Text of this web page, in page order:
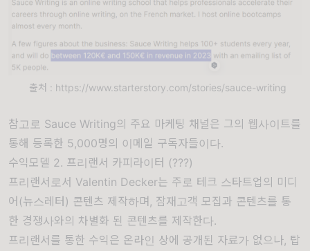
출처 : https://www.starterstory.com/stories/sauce-writing
참고로 Sauce Writing의 주요 마케팅 채널은 그의 웹사이트를
통해 등록한 5,000명의 이메일 구독자들이다.
수익모델 2. 프리랜서 카피라이터 (???)
프리랜서로서 Valentin Decker는 주로 테크 스타트업의 미디
어(뉴스레터) 콘텐츠 제작하며, 잠재고객 모집과 콘텐츠를 통
한 경쟁사와의 차별화 된 콘텐츠를 제작한다.
프리랜서를 통한 수익은 온라인 상에 공개된 자료가 없으나, 탑